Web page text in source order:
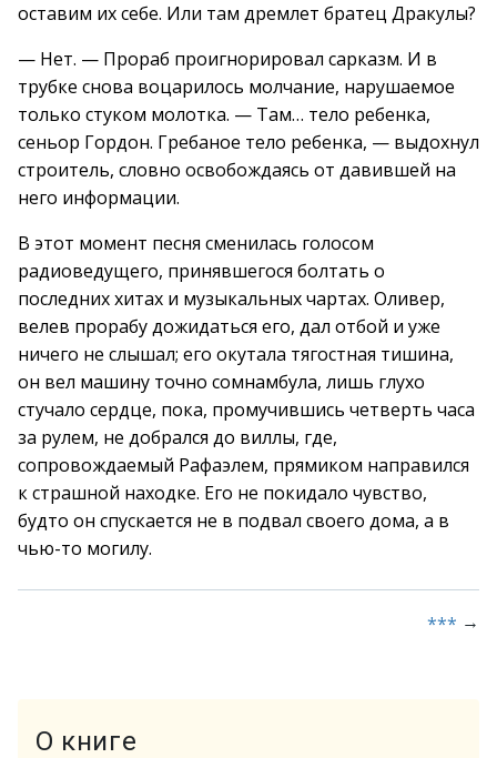
оставим их себе. Или там дремлет братец Дракулы?
— Нет. — Прораб проигнорировал сарказм. И в
трубке снова воцарилось молчание, нарушаемое
только стуком молотка. — Там… тело ребенка,
сеньор Гордон. Гребаное тело ребенка, — выдохнул
строитель, словно освобождаясь от давившей на
него информации.
В этот момент песня сменилась голосом
радиоведущего, принявшегося болтать о
последних хитах и музыкальных чартах. Оливер,
велев прорабу дожидаться его, дал отбой и уже
ничего не слышал; его окутала тягостная тишина,
он вел машину точно сомнамбула, лишь глухо
стучало сердце, пока, промучившись четверть часа
за рулем, не добрался до виллы, где,
сопровождаемый Рафаэлем, прямиком направился
к страшной находке. Его не покидало чувство,
будто он спускается не в подвал своего дома, а в
чью-то могилу.
*** →
О книге